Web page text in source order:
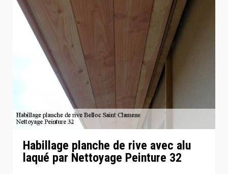
Habillage planche de rive avec alu
laqué par Nettoyage Peinture 32